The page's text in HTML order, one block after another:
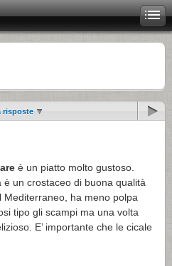
risposte
è un piatto molto gustoso.
un crostaceo di buona qualità
ha meno polpa
tipo gli scampi ma una volta
E’ importante che le cicale